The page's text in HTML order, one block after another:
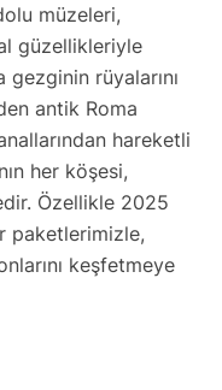
müzeleri,
güzellikleriyle
rüyalarını
antik Roma
hareketli
her köşesi,
Özellikle 2025
paketlerimizle,
keşfetmeye